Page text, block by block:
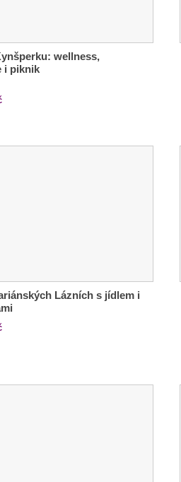
wellness,
i piknik
Lázních s jídlem i